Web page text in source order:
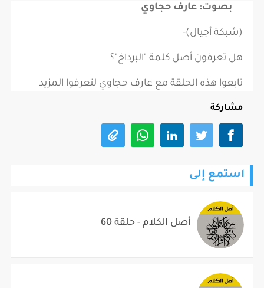
بصوت: عارف حجاوي
(شبكة أجيال)-
هل تعرفون أصل كلمة "البرداخ"؟
تابعوا هذه الحلقة مع عارف حجاوي لتعرفوا المزيد
مشاركة
استمع إلى
أصل الكلام - حلقة 60